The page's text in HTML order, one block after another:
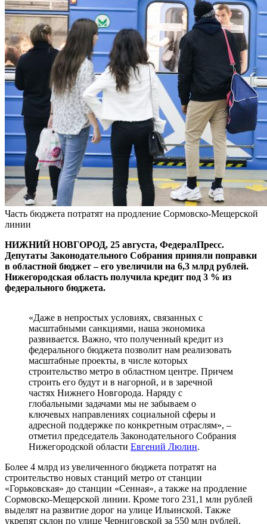
Часть бюджета потратят на продление Сормовско-Мещерской
линии
НИЖНИЙ НОВГОРОД, 25 августа, ФедералПресс.
Депутаты Законодательного Собрания приняли поправки
в областной бюджет – его увеличили на 6,3 млрд рублей.
Нижегородская область получила кредит под 3 % из
федерального бюджета.
«Даже в непростых условиях, связанных с
масштабными санкциями, наша экономика
развивается. Важно, что полученный кредит из
федерального бюджета позволит нам реализовать
масштабные проекты, в числе которых
строительство метро в областном центре. Причем
строить его будут и в нагорной, и в заречной
частях Нижнего Новгорода. Наряду с
глобальными задачами мы не забываем о
ключевых направлениях социальной сферы и
адресной поддержке по конкретным отраслям», –
отметил председатель Законодательного Собрания
Нижегородской области Евгений Люлин.
Более 4 млрд из увеличенного бюджета потратят на
строительство новых станций метро от станции
«Горьковская» до станции «Сенная», а также на продление
Сормовско-Мещерской линии. Кроме того 231,1 млн рублей
выделят на развитие дорог на улице Ильинской. Также
укрепят склон по улице Черниговской за 550 млн рублей.